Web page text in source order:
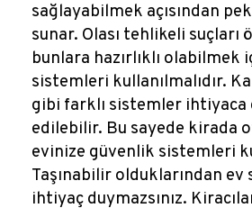
sağlayabilmek açısından
sunar. Olası tehlikeli suçları
bunlara hazırlıklı olabilmek
sistemleri kullanılmalıdır.
gibi farklı sistemler
edilebilir. Bu sayede kirada
evinize güvenlik sistemleri
Taşınabilir olduklarından ev
ihtiyaç duymazsınız.